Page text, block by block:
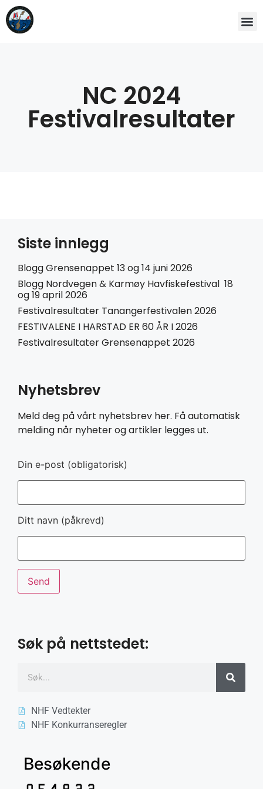
NC 2024
Festivalresultater
Siste innlegg
Blogg Grensenappet 13 og 14 juni 2026
Blogg Nordvegen & Karmøy Havfiskefestival 18
og 19 april 2026
Festivalresultater Tanangerfestivalen 2026
FESTIVALENE I HARSTAD ER 60 ÅR I 2026
Festivalresultater Grensenappet 2026
Nyhetsbrev
Meld deg på vårt nyhetsbrev her. Få automatisk
melding når nyheter og artikler legges ut.
Din e-post (obligatorisk)
Ditt navn (påkrevd)
Søk på nettstedet:
NHF Vedtekter
NHF Konkurranseregler
Besøkende